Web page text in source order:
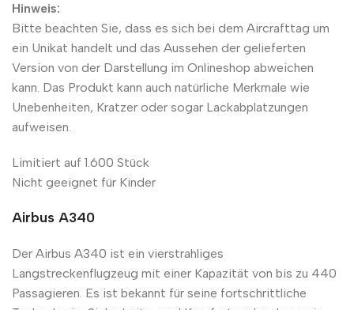
Hinweis:
Bitte beachten Sie, dass es sich bei dem Aircrafttag um
ein Unikat handelt und das Aussehen der gelieferten
Version von der Darstellung im Onlineshop abweichen
kann. Das Produkt kann auch natürliche Merkmale wie
Unebenheiten, Kratzer oder sogar Lackabplatzungen
aufweisen.
Limitiert auf 1.600 Stück
Nicht geeignet für Kinder
Airbus A340
Der Airbus A340 ist ein vierstrahliges
Langstreckenflugzeug mit einer Kapazität von bis zu 440
Passagieren. Es ist bekannt für seine fortschrittliche